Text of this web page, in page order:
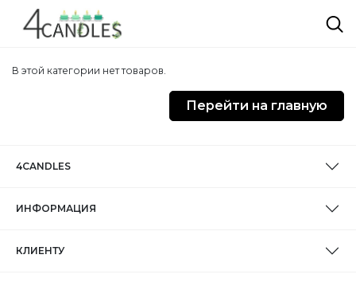
В этой категории нет товаров.
Перейти на главную
4CANDLES
ИНФОРМАЦИЯ
КЛИЕНТУ